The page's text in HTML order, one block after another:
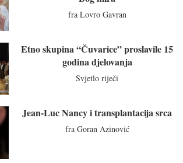
fra Lovro Gavran
Etno skupina “Čuvarice” proslavile 15
godina djelovanja
Svjetlo riječi
Jean-Luc Nancy i transplantacija srca
fra Goran Azinović